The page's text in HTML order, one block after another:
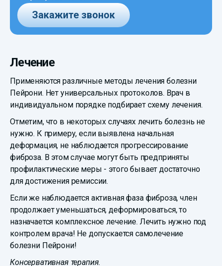
Закажите звонок
Лечение
Применяются различные методы лечения болезни
Пейрони. Нет универсальных протоколов. Врач в
индивидуальном порядке подбирает схему лечения.
Отметим, что в некоторых случаях лечить болезнь не
нужно. К примеру, если выявлена начальная
деформация, не наблюдается прогрессирование
фиброза. В этом случае могут быть предприняты
профилактические меры - этого бывает достаточно
для достижения ремиссии.
Если же наблюдается активная фаза фиброза, член
продолжает уменьшаться, деформироваться, то
назначается комплексное лечение. Лечить нужно под
контролем врача! Не допускается самолечение
болезни Пейрони!
Консервативная терапия.